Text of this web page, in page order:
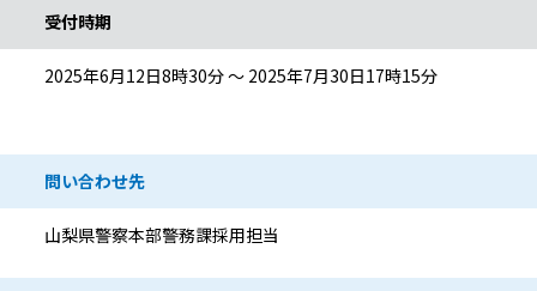
受付時期
2025年6月12日8時30分 ～ 2025年7月30日17時15分
問い合わせ先
山梨県警察本部警務課採用担当